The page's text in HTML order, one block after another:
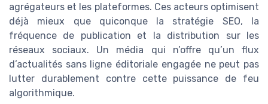
agrégateurs et les plateformes. Ces acteurs optimisent
déjà mieux que quiconque la stratégie SEO, la
fréquence de publication et la distribution sur les
réseaux sociaux. Un média qui n’offre qu’un flux
d’actualités sans ligne éditoriale engagée ne peut pas
lutter durablement contre cette puissance de feu
algorithmique.